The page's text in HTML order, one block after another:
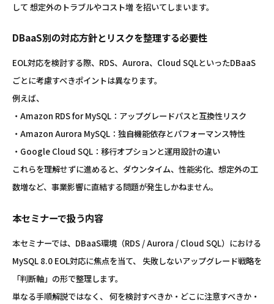
して 想定外のトラブルやコスト増 を招いてしまいます。
DBaaS別の対応方針とリスクを整理する必要性
EOL対応を検討する際、RDS、Aurora、Cloud SQLといったDBaaS
ごとに考慮すべきポイントは異なります。
例えば、
・Amazon RDS for MySQL：アップグレードパスと互換性リスク
・Amazon Aurora MySQL：独自機能依存とパフォーマンス特性
・Google Cloud SQL：移行オプションと運用設計の違い
これらを理解せずに進めると、ダウンタイム、性能劣化、想定外の工
数増など、事業影響に直結する問題が発生しかねません。
本セミナーで扱う内容
本セミナーでは、DBaaS環境（RDS / Aurora / Cloud SQL）における
MySQL 8.0 EOL対応に焦点を当て、 失敗しないアップグレード戦略を
「判断軸」の形で整理します。
単なる手順解説ではなく、 何を検討すべきか・どこに注意すべきか・